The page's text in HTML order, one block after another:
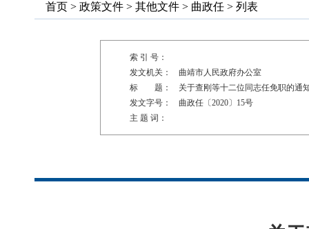
首页 > 政策文件 > 其他文件 > 曲政任 > 列表
索 引 号：
发文机关：
曲靖市人民政府办公室
标 题：
关于查刚等十二位同志任免职的通
发文字号：
曲政任〔2020〕15号
主 题 词：